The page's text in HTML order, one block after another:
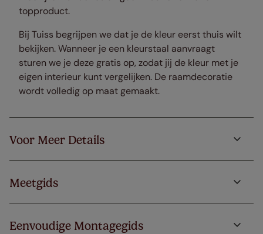
topproduct.
Bij Tuiss begrijpen we dat je de kleur eerst thuis wilt
bekijken. Wanneer je een kleurstaal aanvraagt
sturen we je deze gratis op, zodat jij de kleur met je
eigen interieur kunt vergelijken. De raamdecoratie
wordt volledig op maat gemaakt.
Voor Meer Details
Meetgids
Eenvoudige Montagegids